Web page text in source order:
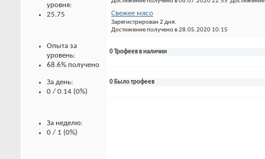
уровня:
25.75
Опыта за
уровень:
68.6% получено
За день:
0 / 0.14 (0%)
За неделю:
0 / 1 (0%)
Свежее мясо
Зарегистрирован 2 дня.
Достижение получено в 28.05.2020 10:15
0 Трофеев в наличии
0 Было трофеев